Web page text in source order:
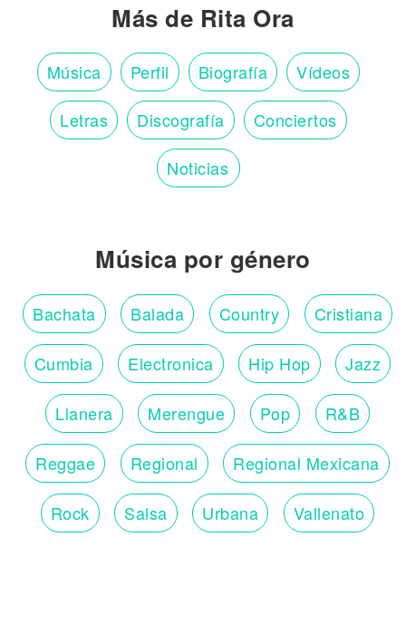
Más de Rita Ora
Música Perfil Biografía Vídeos
Letras Discografía Conciertos
Noticias
Música por género
Bachata Balada Country Cristiana
Cumbia Electronica Hip Hop Jazz
Llanera Merengue Pop R&B
Reggae Regional Regional Mexicana
Rock Salsa Urbana Vallenato